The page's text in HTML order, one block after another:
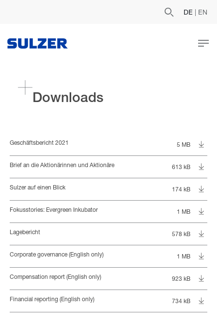
DE | EN
Downloads
Geschäftsbericht 2021 5 MB
Brief an die Aktionärinnen und Aktionäre 613 kB
Sulzer auf einen Blick 174 kB
Fokusstories: Evergreen Inkubator 1 MB
Lagebericht 578 kB
Corporate governance (English only) 1 MB
Compensation report (English only) 923 kB
Financial reporting (English only) 734 kB